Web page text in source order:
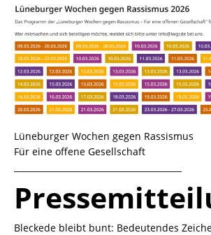
Lüneburger Wochen gegen Rassismus
Für eine offene Gesellschaft
Bleckede bleibt bunt: Bedeutendes